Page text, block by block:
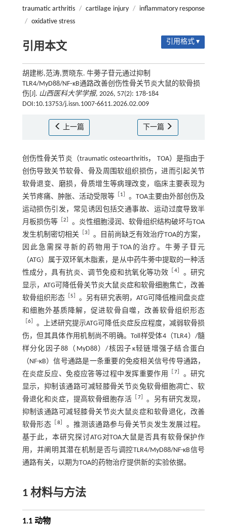
traumatic arthritis / cartilage injury /
inflammatory response
/ oxidative stress
引用本文 引用格式 ▾
胡建彬,范涛,贾晓东. 牛蒡子苷元通过抑制
TLR4/MyD88/NF⁃κB通路改善创伤性骨关节炎大鼠的软骨损
伤[J]. 山西医科大学学报, 2026, 57(2): 178-184
DOI:10.13753/j.issn.1007-6611.2026.02.009
上一篇 下一篇
创伤性骨关节炎（traumatic osteoarthritis， TOA）是指由于
创伤导致关节软骨、骨及周围软组织损伤，进而引起关节
软骨退变、磨损，骨质增生等病理改变，临床主要表现为
关节疼痛、肿胀、活动受限等
1
。TOA主要由外部创伤及
运动损伤引发，常见诱因包括交通事故、运动过度导致半
月板损伤等［ 2
。炎性细胞浸润、软骨组织结构破坏与TOA
发生机制密切相关
3
。目前尚缺乏有效治疗TOA的方案，
因此急需探寻新的药物用于TOA的治疗。牛蒡子苷元
（ATG）属于双环氧木脂素，是从中药牛蒡中提取的一种活
性成分，具有抗炎、调节免疫和抗氧化等功效
4］ 。研究
显示，ATG可降低骨关节炎大鼠炎症和软骨细胞焦亡，改善
软骨组织形态 ［5
。另有研究表明，ATG可降低椎间盘炎症
和细胞外基质降解，促进软骨自噬，改善软骨组织形态
6］ 。上述研究提示ATG可降低炎症反应程度，减弱软骨损
伤，但其具体作用机制尚不明确。Toll样受体4（TLR4）/髓
样分化因子88（MyD88）/核因子κ轻链增强子结合蛋白
（NF-κB）信号通路是一条重要的免疫相关信号传导通路，
在炎症反应、免疫应答等过程中发挥重要作用
7］ 。研究
显示，抑制该通路可减轻膝骨关节炎兔软骨细胞凋亡、软
骨退化和炎症，提高软骨细胞存活
7］ 。另有研究发现，
抑制该通路可减轻膝骨关节炎大鼠炎症和软骨退化，改善
软骨形态
8
。推测该通路参与骨关节炎发生发展过程。
基于此，本研究探讨ATG对TOA大鼠是否具有软骨保护作
用，并阐明其潜在机制是否与调控TLR4/MyD88/NF-κB信号
通路有关，以期为TOA的药物治疗提供新的实验依据。
1 材料与方法
1.1 动物